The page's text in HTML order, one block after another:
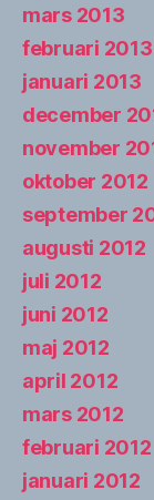
mars 2013
februari 2013
januari 2013
december
november
oktober 2012
september
augusti 2012
juli 2012
juni 2012
maj 2012
april 2012
mars 2012
februari 2012
januari 2012